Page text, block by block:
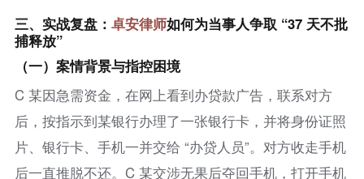
三、实战复盘： 卓安律师如何为当事人争取 “37 天不批
捕释放”
（一）案情背景与指控困境
C 某因急需资金，在网上看到办贷款广告，联系对方
后，按指示到某银行办理了一张银行卡，并将身份证照
片、银行卡、手机一并交给 “办贷人员”。对方收走手机
后一直推脱不还。C 某交涉无果后夺回手机，打开手机